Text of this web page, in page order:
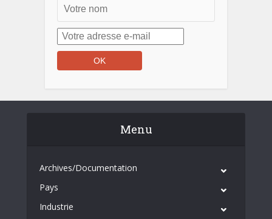
Menu
Archives/Documentation
Pays
Industrie